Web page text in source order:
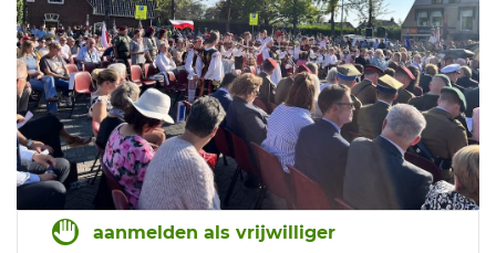
aanmelden als vrijwilliger